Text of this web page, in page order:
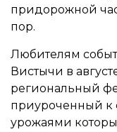
придорожной
пор.
Любителям
Вистычи в
региональный
приуроченный к
урожаями